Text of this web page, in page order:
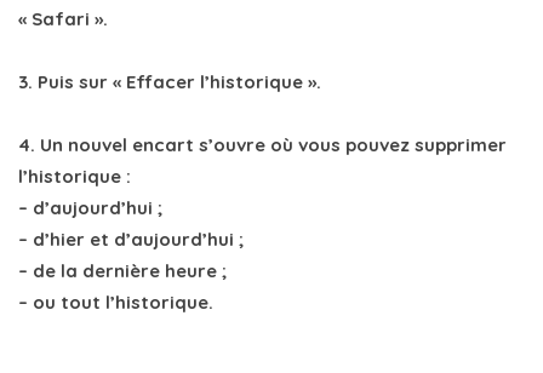
« Safari ».
3. Puis sur « Effacer l’historique ».
4. Un nouvel encart s’ouvre où vous pouvez supprimer
l’historique :
– d’aujourd’hui ;
– d’hier et d’aujourd’hui ;
– de la dernière heure ;
– ou tout l’historique.